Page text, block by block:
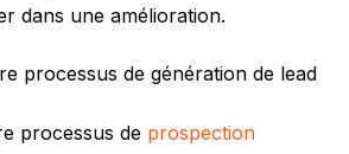
dans une amélioration.
processus de génération de lead
processus de prospection